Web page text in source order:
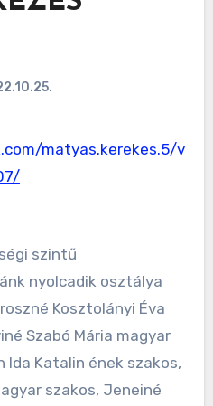
szintű
nyolcadik osztálya
Kosztolányi Éva
Szabó Mária magyar
Ida Katalin ének szakos,
szakos, Jeneiné